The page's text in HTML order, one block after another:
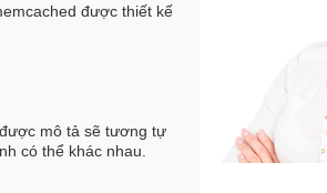
được thiết kế
mô tả sẽ tương tự
có thể khác nhau.